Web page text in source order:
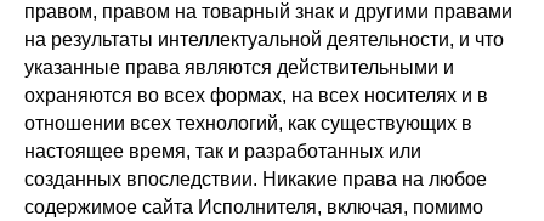
правом, правом на товарный знак и другими правами
на результаты интеллектуальной деятельности, и что
указанные права являются действительными и
охраняются во всех формах, на всех носителях и в
отношении всех технологий, как существующих в
настоящее время, так и разработанных или
созданных впоследствии. Никакие права на любое
содержимое сайта Исполнителя, включая, помимо